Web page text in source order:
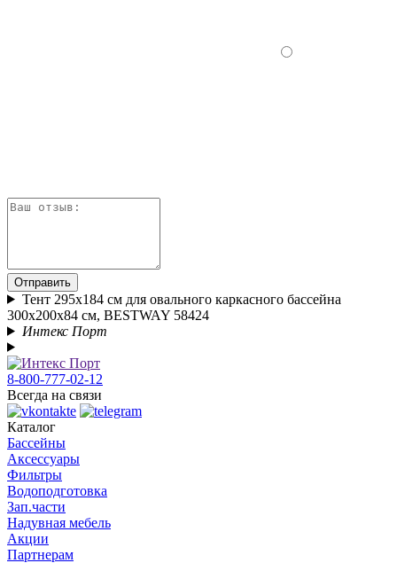
Отправить
Тент 295x184 см для овального каркасного бассейна
300x200x84 см, BESTWAY 58424
Интекс Порт
8-800-777-02-12
Всегда на связи
Каталог
Бассейны
Аксессуары
Фильтры
Водоподготовка
Зап.части
Надувная мебель
Акции
Партнерам